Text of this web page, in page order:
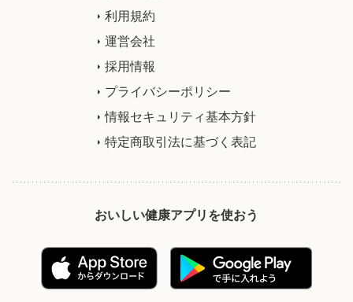
利用規約
運営会社
採用情報
プライバシーポリシー
情報セキュリティ基本方針
特定商取引法に基づく表記
おいしい健康アプリを使おう